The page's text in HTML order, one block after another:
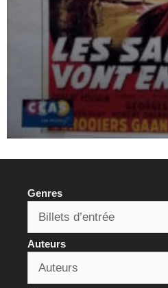
Genres
Auteurs